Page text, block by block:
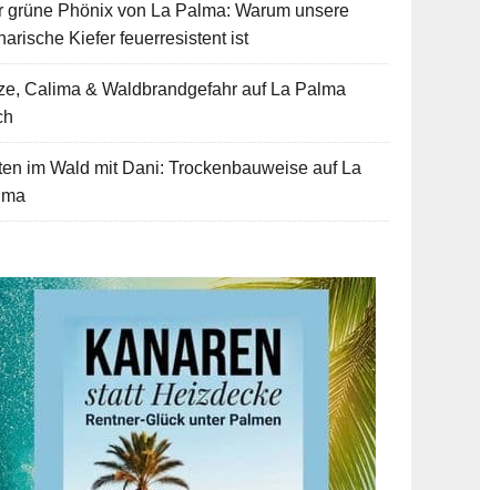
grüne Phönix von La Palma: Warum unsere
Kiefer feuerresistent ist
Calima & Waldbrandgefahr auf La Palma
im Wald mit Dani: Trockenbauweise auf La